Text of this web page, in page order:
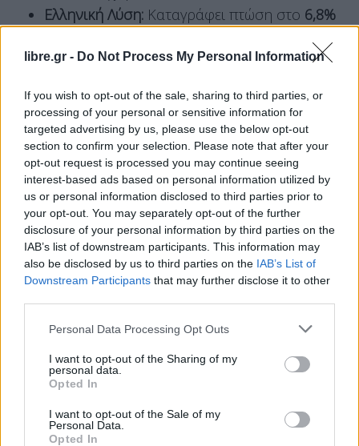
libre.gr - Do Not Process My Personal Information
If you wish to opt-out of the sale, sharing to third parties, or
processing of your personal or sensitive information for
targeted advertising by us, please use the below opt-out
section to confirm your selection. Please note that after your
opt-out request is processed you may continue seeing
interest-based ads based on personal information utilized by
us or personal information disclosed to third parties prior to
your opt-out. You may separately opt-out of the further
disclosure of your personal information by third parties on the
IAB’s list of downstream participants. This information may
also be disclosed by us to third parties on the IAB’s List of
Downstream Participants that may further disclose it to other
Personal Data Processing Opt Outs
I want to opt-out of the Sharing of my
personal data.
Opted In
I want to opt-out of the Sale of my
Personal Data.
Opted In
Ελληνική Λύση: Καταγράφει πτώση στο 6,8%
Πλεύση Ελευθερίας:Υφίσταται ισχυρό
Φωνή Λογικής:Παρουσιάζει οριακή άνοδο
και κινείται στο3,7%(από 3,4%).
ΜέΡΑ25:Παραμένει εκτός Βουλής με2,1%
(από 2,9%).
ΣΥΡΙΖΑ:Οδηγείται σεολοκληρωτική εκλογική
εξαύλωση, βυθιζόμενος στο1,8%(από 6,8%).